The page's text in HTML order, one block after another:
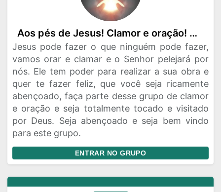
Aos pés de Jesus! Clamor e oração! Aos pés de Jesus!🙇🏼‍♂️
Jesus pode fazer o que ninguém pode fazer,
vamos orar e clamar e o Senhor pelejará por
nós. Ele tem poder para realizar a sua obra e
quer te fazer feliz, que você seja ricamente
abençoado, faça parte desse grupo de clamor
e oração e seja totalmente tocado e visitado
por Deus. Seja abençoado e seja bem vindo
para este grupo.
ENTRAR NO GRUPO